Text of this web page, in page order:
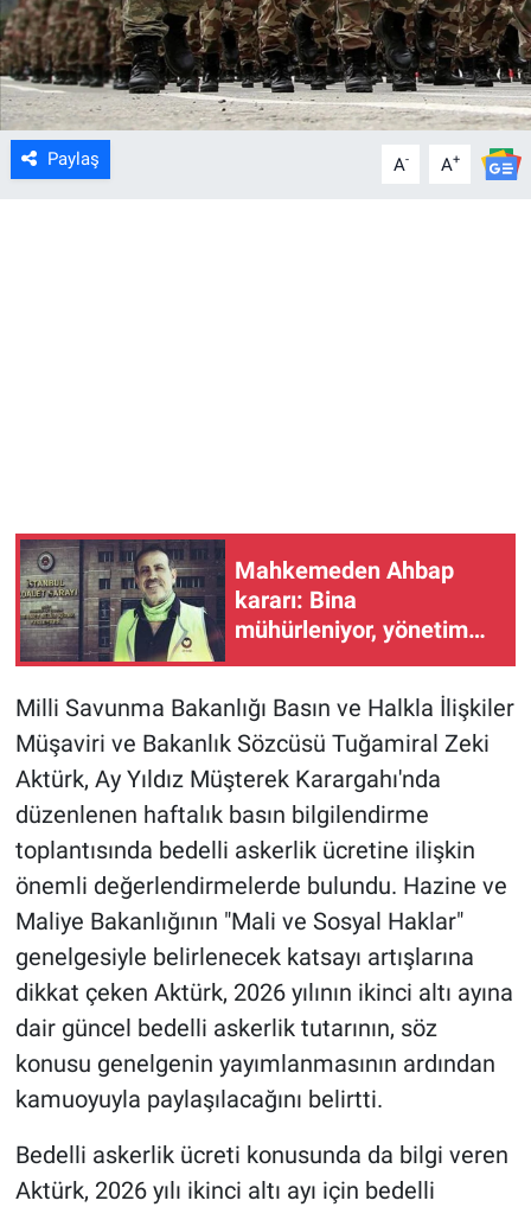
Paylaş A- A+
Mahkemeden Ahbap
kararı: Bina
mühürleniyor, yönetim
Milli Savunma Bakanlığı Basın ve Halkla İlişkiler
Müşaviri ve Bakanlık Sözcüsü Tuğamiral Zeki
Aktürk, Ay Yıldız Müşterek Karargahı'nda
düzenlenen haftalık basın bilgilendirme
toplantısında bedelli askerlik ücretine ilişkin
önemli değerlendirmelerde bulundu. Hazine ve
Maliye Bakanlığının "Mali ve Sosyal Haklar"
genelgesiyle belirlenecek katsayı artışlarına
dikkat çeken Aktürk, 2026 yılının ikinci altı ayına
dair güncel bedelli askerlik tutarının, söz
konusu genelgenin yayımlanmasının ardından
kamuoyuyla paylaşılacağını belirtti.
Bedelli askerlik ücreti konusunda da bilgi veren
Aktürk, 2026 yılı ikinci altı ayı için bedelli